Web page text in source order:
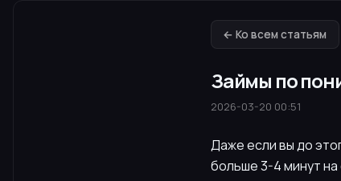
← Ко всем статьям
Займы по
2026-03-20 00:51
Даже если вы до
больше 3-4 минут